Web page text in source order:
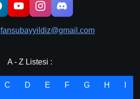
fansubayyildiz@gmail.com
A - Z Listesi :
C D E F G H